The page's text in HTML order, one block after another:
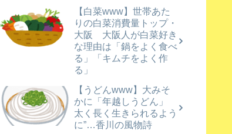
【白菜www】世帯あた
りの白菜消費量トップ・
大阪 大阪人が白菜好き
な理由は「鍋をよく食べ
る」「キムチをよく作
る」
【うどんwww】大みそ
かに「年越しうどん」
太く長く生きられるよう
に”…香川の風物詩